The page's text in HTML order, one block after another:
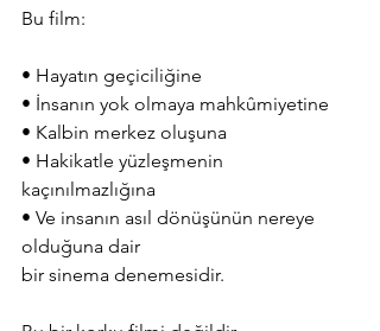
Bu film:
• Hayatın geçiciliğine
• İnsanın yok olmaya mahkûmiyetine
• Kalbin merkez oluşuna
• Hakikatle yüzleşmenin
kaçınılmazlığına
• Ve insanın asıl dönüşünün nereye
olduğuna dair
bir sinema denemesidir.